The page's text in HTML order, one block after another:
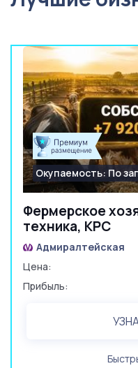
Фермерское
техника, КРС
Окупаемость: По
Адмиралтейская
Цена:
Прибыль: